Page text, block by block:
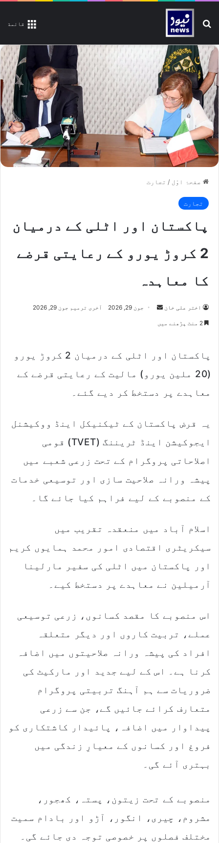
قائمة تلاش کیجیے
صفحۂ اوّل / تجارت
تجارت
پاکستان اور اٹلی کے درمیان
2 کروڑ یورو کے رعایتی قرضے
کا معاہدہ
اختر علی خان
Send جون 29, 2026 آخری ترمیم جون 29, 2026
پاکستان اور اٹلی کے درمیان 2 کروڑ یورو
(20 ملین یورو) مالیت کے رعایتی قرضے کے
معاہدے پر دستخط کر دیے گئے۔
یہ قرض پاکستان کے ٹیکنیکل اینڈ ووکیشنل
ایجوکیشن اینڈ ٹریننگ (TVET) قومی
اصلاحاتی پروگرام کے تحت زرعی شعبے میں
پیشہ ورانہ صلاحیت سازی اور توسیعی خدمات
کے منصوبے کے لیے فراہم کیا جائے گا۔
اسلام آباد میں منعقدہ تقریب میں
سیکریٹری اقتصادی امور محمد ہمایوں کریم
اور پاکستان میں اٹلی کی سفیر مارلینا
آرمیلین نے معاہدے پر دستخط کیے۔
اس منصوبے کا مقصد کسانوں، زرعی توسیعی
عملے، تربیت کاروں اور دیگر متعلقہ
افراد کی پیشہ ورانہ صلاحیتوں میں اضافہ
کرنا ہے۔ اس کے لیے جدید اور مارکیٹ کی
ضروریات سے ہم آہنگ تربیتی پروگرام
متعارف کرائے جائیں گے، جن سے زرعی
پیداوار میں اضافہ، پائیدار کاشتکاری کو
فروغ اور کسانوں کے معیارِ زندگی میں
بہتری آئے گی۔
منصوبے کے تحت زیتون، پستہ، کھجور،
مشروم، چیری، انگور، آڑو اور بادام سمیت
مختلف فصلوں پر خصوصی توجہ دی جائے گی۔